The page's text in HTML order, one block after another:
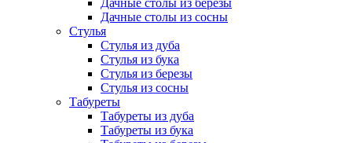
Дачные столы из березы
Дачные столы из сосны
Стулья
Стулья из дуба
Стулья из бука
Стулья из березы
Стулья из сосны
Табуреты
Табуреты из дуба
Табуреты из бука